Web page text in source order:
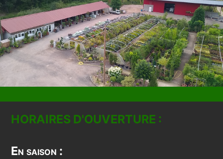
HORAIRES D'OUVERTURE :
En saison :